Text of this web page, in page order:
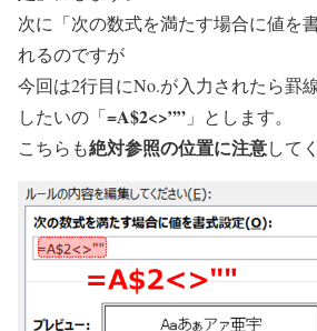
次に「次の数式を満たす場合に値を
れるのですが
今回は2行目にNo.が入力されたら罫
したいの「=A$2<>”” 」とします。
こちらも絶対参照の位置に注意して